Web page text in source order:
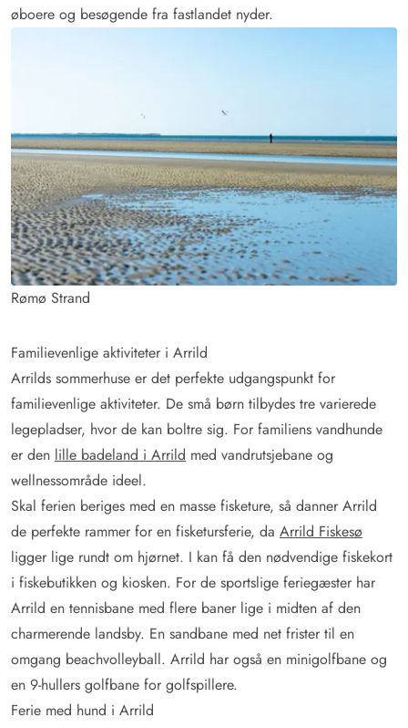
øboere og besøgende fra fastlandet nyder.
Rømø Strand
Familievenlige aktiviteter i Arrild
Arrilds sommerhuse er det perfekte udgangspunkt for
familievenlige aktiviteter. De små børn tilbydes tre varierede
legepladser, hvor de kan boltre sig. For familiens vandhunde
er den lille badeland i Arrild med vandrutsjebane og
wellnessområde ideel.
Skal ferien beriges med en masse fisketure, så danner Arrild
de perfekte rammer for en fisketursferie, da Arrild Fiskesø
ligger lige rundt om hjørnet. I kan få den nødvendige fiskekort
i fiskebutikken og kiosken. For de sportslige feriegæster har
Arrild en tennisbane med flere baner lige i midten af den
charmerende landsby. En sandbane med net frister til en
omgang beachvolleyball. Arrild har også en minigolfbane og
en 9-hullers golfbane for golfspillere.
Ferie med hund i Arrild